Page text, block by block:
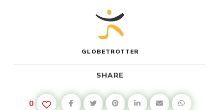
GLOBETROTTER
SHARE
0